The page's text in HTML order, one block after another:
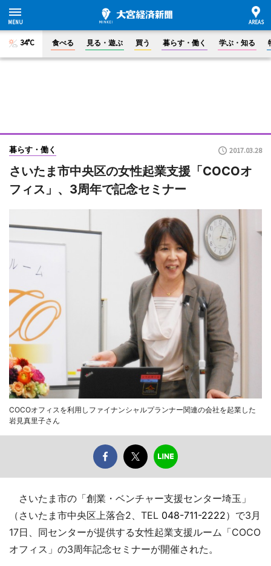
34°C 食べる 見る・遊ぶ 買う 暮らす・働く 学ぶ・知る
暮らす・働く 2017.03.28
さいたま市中央区の女性起業支援「COCOオ
フィス」、3周年で記念セミナー
COCOオフィスを利用しファイナンシャルプランナー関連の会社を起業した
岩見真里子さん
さいたま市の「創業・ベンチャー支援センター埼玉」
（さいたま市中央区上落合2、TEL 048-711-2222）で3月
17日、同センターが提供する女性起業支援ルーム「COCO
オフィス」の3周年記念セミナーが開催された。